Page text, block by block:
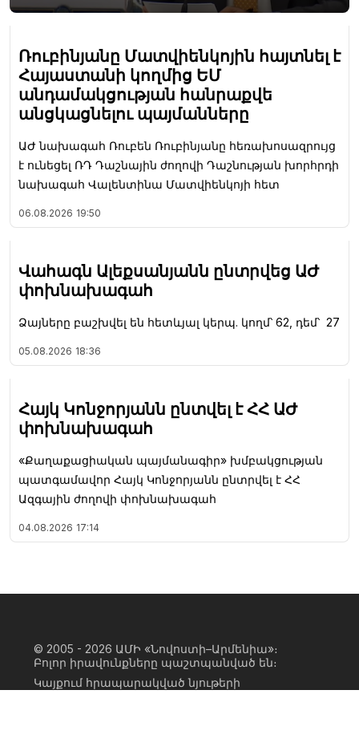
Ռուբինյանը Մատվիենկոյին հայտնել է
Հայաստանի կողմից ԵՄ
անդամակցության հանրաքվե
անցկացնելու պայմանները
ԱԺ նախագահ Ռուբեն Ռուբինյանը հեռախոսազրույց
է ունեցել ՌԴ Դաշնային ժողովի Դաշնության խորհրդի
նախագահ Վալենտինա Մատվիենկոյի հետ
06.08.2026 19:50
Վահագն Ալեքսանյանն ընտրվեց ԱԺ
փոխնախագահ
Ձայները բաշխվել են հետևյալ կերպ. կողմ՝ 62, դեմ՝ 27
05.08.2026 18:36
Հայկ Կոնջորյանն ընտվել է ՀՀ ԱԺ
փոխնախագահ
«Քաղաքացիական պայմանագիր» խմբակցության
պատգամավոր Հայկ Կոնջորյանն ընտրվել է ՀՀ
Ազգային ժողովի փոխնախագահ
04.08.2026 17:14
© 2005 - 2026 ԱՄԻ «Նովոստի–Արմենիա»։
Բոլոր իրավունքները պաշտպանված են։
Կայքում հրապարակված նյութերի